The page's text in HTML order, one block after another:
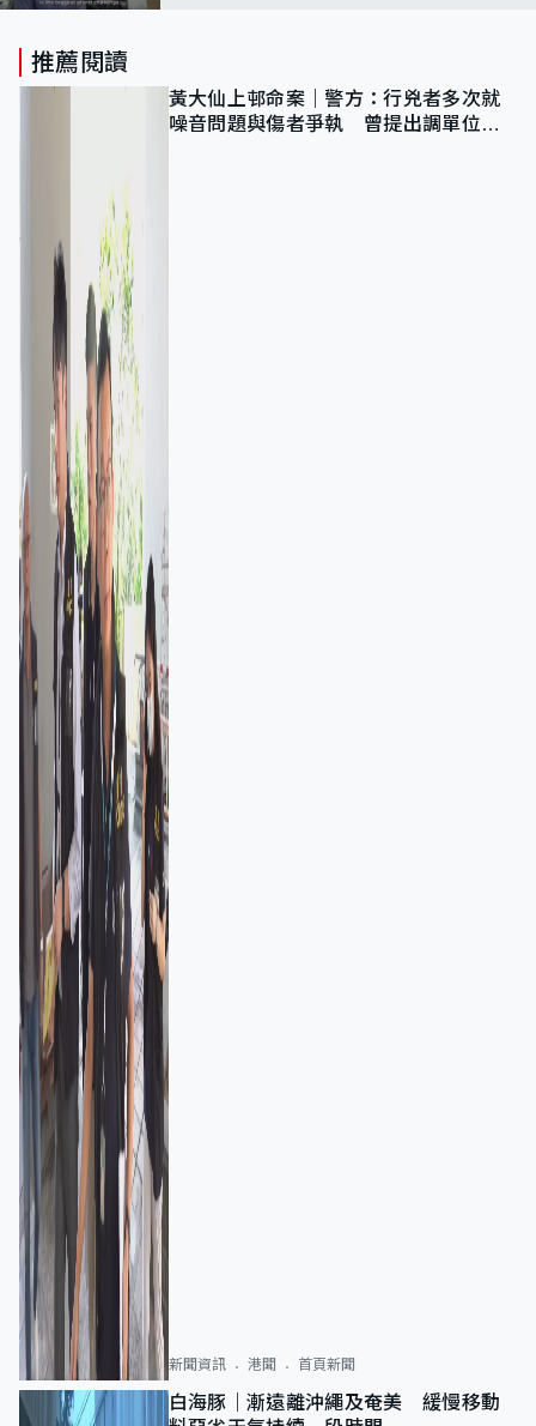
推薦閱讀
黃大仙上邨命案｜警方：行兇者多次就
噪音問題與傷者爭執 曾提出調單位已
新聞資訊 港聞 首頁新聞
白海豚｜漸遠離沖繩及奄美 緩慢移動